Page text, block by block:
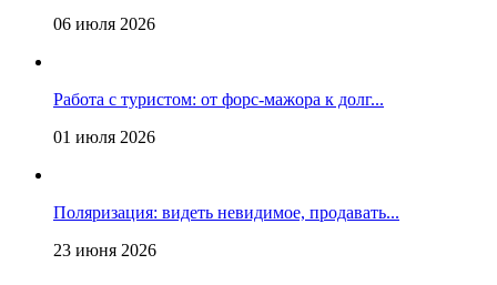
06 июля 2026
Работа с туристом: от форс-мажора к долг...
01 июля 2026
Поляризация: видеть невидимое, продавать...
23 июня 2026